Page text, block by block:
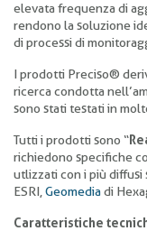
elevata frequenza di
rendono la soluzione
di processi di
I prodotti Preciso®
ricerca condotta
sono stati testati in
Tutti i prodotti sono “
richiedono specifiche
utlizzati con i più diffusi
ESRI, Geomediadi
Caratteristiche